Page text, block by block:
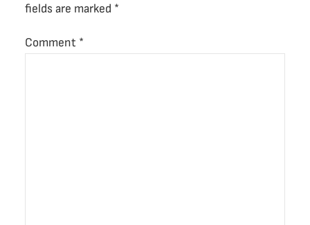
fields are marked *
Comment *